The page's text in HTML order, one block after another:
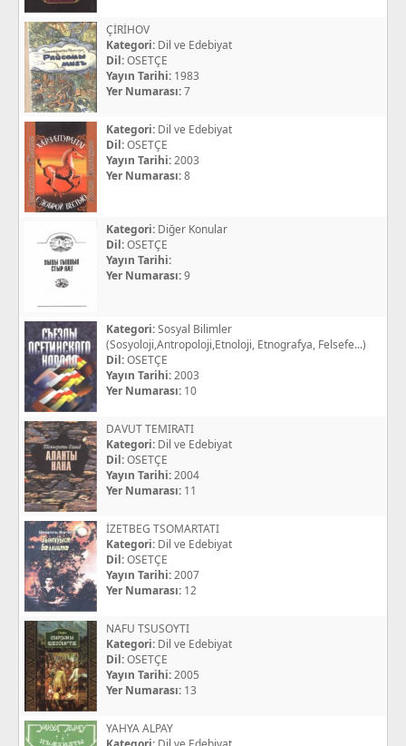
ÇİRİHOV
Kategori: Dil ve Edebiyat
Dil:OSETÇE
Yayın Tarihi: 1983
Yer Numarası:7
Kategori: Dil ve Edebiyat
Dil:OSETÇE
Yayın Tarihi:2003
Yer Numarası:8
Kategori: Diğer Konular
Dil:OSETÇE
Yayın Tarihi:
Yer Numarası:9
Kategori:Sosyal Bilimler
(Sosyoloji,Antropoloji,Etnoloji, Etnografya, Felsefe...)
Dil:OSETÇE
Yayın Tarihi:2003
Yer Numarası: 10
DAVUT TEMIRATI
Kategori: Dil ve Edebiyat
Dil:OSETÇE
Yayın Tarihi:2004
Yer Numarası: 11
İZETBEG TSOMARTATI
Kategori: Dil ve Edebiyat
Dil:OSETÇE
Yayın Tarihi:2007
Yer Numarası: 12
NAFU TSUSOYTI
Kategori: Dil ve Edebiyat
Dil:OSETÇE
Yayın Tarihi:2005
Yer Numarası: 13
YAHYA ALPAY